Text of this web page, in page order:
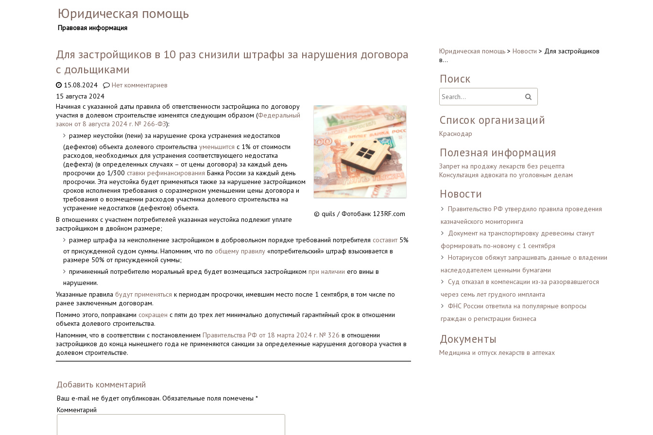
Юридическая помощь
Правовая информация
Для застройщиков в 10 раз снизили штрафы за нарушения договора
с дольщиками
15.08.2024
Нет комментариев
15 августа 2024
© quils / Фотобанк 123RF.com
Начиная с указанной даты правила об ответственности застройщика по договору
участия в долевом строительстве изменятся следующим образом (Федеральный
закон от 8 августа 2024 г. № 266-ФЗ):
размер неустойки (пени) за нарушение срока устранения недостатков
(дефектов) объекта долевого строительствауменьшится с 1% от стоимости
расходов, необходимых для устранения соответствующего недостатка
(дефекта) (в определенных случаях – от цены договора) за каждый день
просрочки до 1/300 ставки рефинансирования Банка России за каждый день
просрочки. Эта неустойка будет применяться также за нарушение застройщиком
сроков исполнения требования о соразмерном уменьшении цены договора и
требования о возмещении расходов участника долевого строительства на
устранение недостатков (дефектов) объекта.
В отношениях с участием потребителей указанная неустойка подлежит уплате
застройщиком в двойном размере;
размер штрафа за неисполнение застройщиком в добровольном порядке требований потребителя составит5%
от присужденной судом суммы. Напомним, что по общему правилу «потребительский» штраф взыскивается в
размере 50% от присужденной суммы;
причиненный потребителю моральный вред будет возмещаться застройщикомпри наличии его вины в
нарушении.
Указанные правилабудут применяться к периодам просрочки, имевшим место после 1 сентября, в том числе по
ранее заключенным договорам.
Помимо этого, поправками сокращен с пяти до трех лет минимально допустимый гарантийный срок в отношении
объекта долевого строительства.
Напомним, что в соответствии с постановлениемПравительства РФ от 18 марта 2024 г. № 326 в отношении
застройщиков до конца нынешнего года не применяются санкции за определенные нарушения договора участия в
долевом строительстве.
Добавить комментарий
Ваш e-mail не будет опубликован. Обязательные поля помечены*
Комментарий
Юридическая помощь > Новости > Для застройщиков
в…
Поиск
Список организаций
Краснодар
Полезная информация
Запрет на продажу лекарств без рецепта
Консультация адвоката по уголовным делам
Новости
Правительство РФ утвердило правила проведения
казначейского мониторинга
Документ на транспортировку древесины станут
формировать по-новому с 1 сентября
Нотариусов обяжут запрашивать данные о владении
наследодателем ценными бумагами
Суд отказал в компенсации из-за разорвавшегося
через семь лет грудного импланта
ФНС России ответила на популярные вопросы
граждан о регистрации бизнеса
Документы
Медицина и отпуск лекарств в аптеках